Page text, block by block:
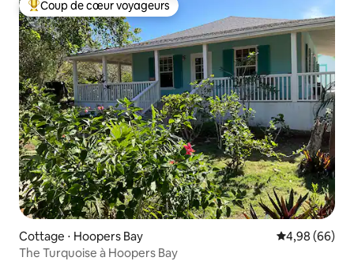
Coups de cœur voyageurs les plus appréciés
Coup de cœur voyageurs
Cottage ⋅ Hoopers Bay Évaluation
4,98 (66)
The Turquoise à Hoopers Bay